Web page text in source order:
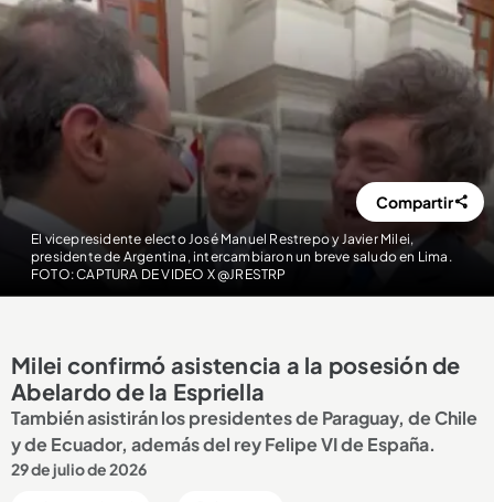
El vicepresidente electo José Manuel Restrepo y Javier Milei,
presidente de Argentina, intercambiaron un breve saludo en Lima.
FOTO: CAPTURA DE VIDEO X @JRESTRP
Compartir
Milei confirmó asistencia a la posesión de
Abelardo de la Espriella
También asistirán los presidentes de Paraguay, de Chile
y de Ecuador, además del rey Felipe VI de España.
29 de julio de 2026